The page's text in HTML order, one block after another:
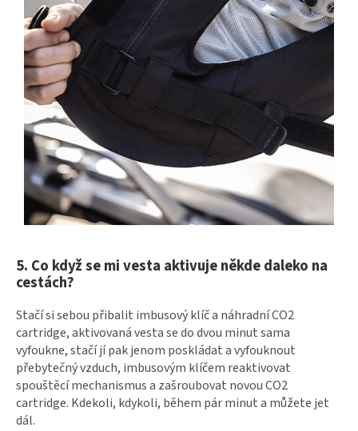
5. Co když se mi vesta aktivuje někde daleko na
cestách?
Stačí si sebou přibalit imbusový klíč a náhradní CO2
cartridge, aktivovaná vesta se do dvou minut sama
vyfoukne, stačí jí pak jenom poskládat a vyfouknout
přebytečný vzduch, imbusovým klíčem reaktivovat
spouštěcí mechanismus a zašroubovat novou CO2
cartridge. Kdekoli, kdykoli, během pár minut a můžete jet
dál.